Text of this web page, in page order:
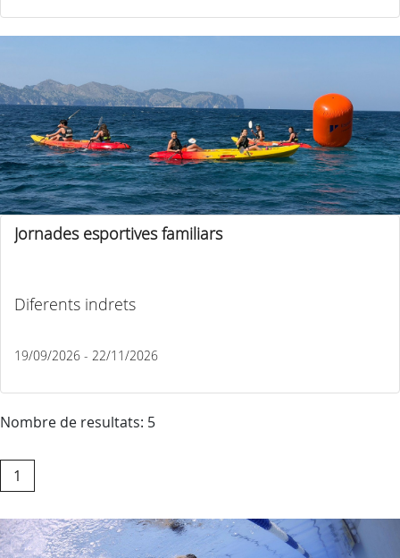
Jornades esportives familiars
Diferents indrets
19/09/2026 - 22/11/2026
Nombre de resultats: 5
1